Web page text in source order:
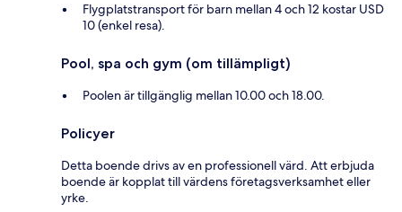
Flygplatstransport för barn mellan 4 och 12 kostar USD
10 (enkel resa).
Pool, spa och gym (om tillämpligt)
Poolen är tillgänglig mellan 10.00 och 18.00.
Policyer
Detta boende drivs av en professionell värd. Att erbjuda
boende är kopplat till värdens företagsverksamhet eller
yrke.